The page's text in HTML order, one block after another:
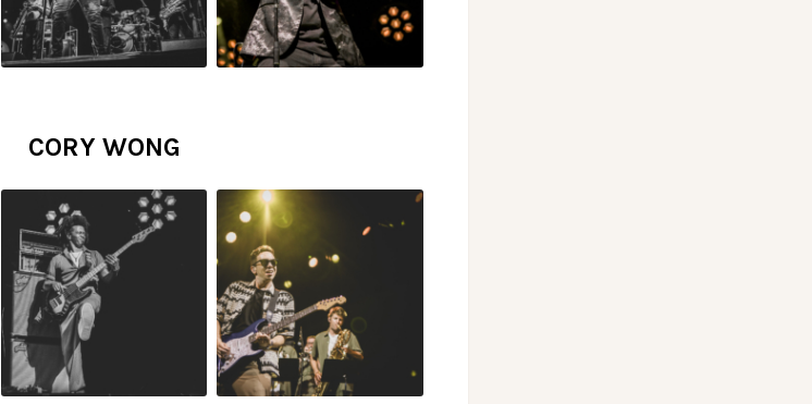
CORY WONG